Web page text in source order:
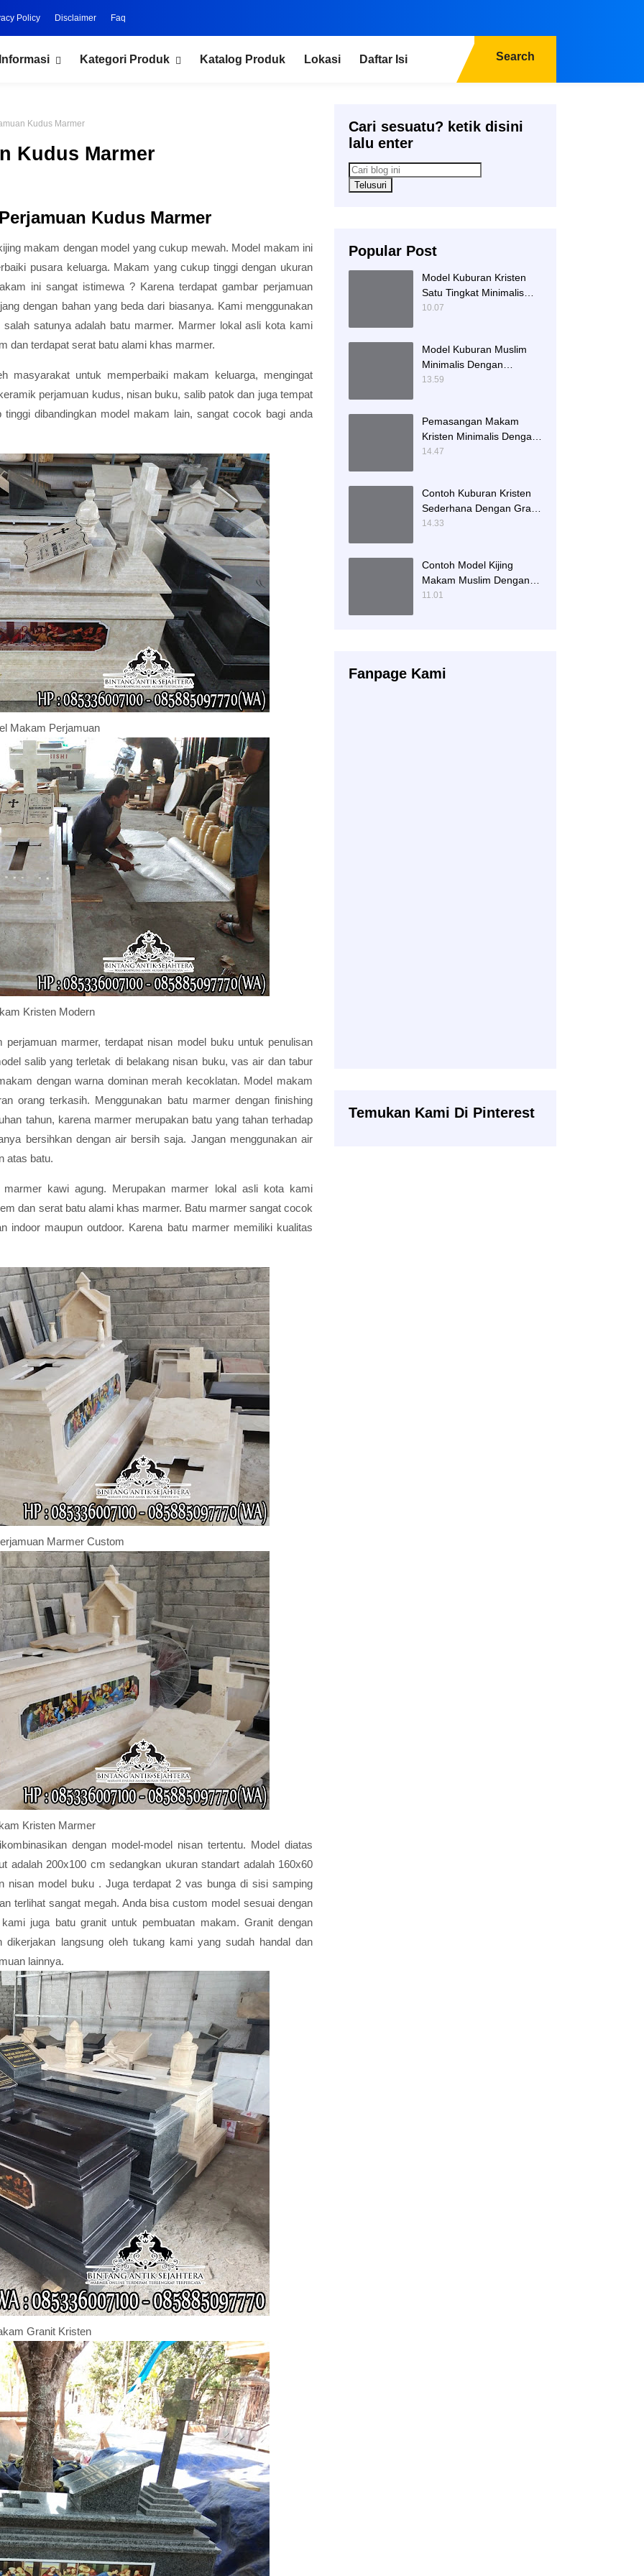
Policy Disclaimer Faq
Kategori Produk Katalog Produk Lokasi Daftar Isi Search
Kudus Marmer
Kudus Marmer
Kudus Marmer
makam dengan model yang cukup mewah. Model makam ini
pusara keluarga. Makam yang cukup tinggi dengan ukuran
ini sangat istimewa ? Karena terdapat gambar perjamuan
dengan bahan yang beda dari biasanya. Kami menggunakan
satunya adalah batu marmer. Marmer lokal asli kota kami
dan terdapat serat batu alami khas marmer.
masyarakat untuk memperbaiki makam keluarga, mengingat
perjamuan kudus, nisan buku, salib patok dan juga tempat
dibandingkan model makam lain, sangat cocok bagi anda
Makam Perjamuan
Kristen Modern
marmer, terdapat nisan model buku untuk penulisan
salib yang terletak di belakang nisan buku, vas air dan tabur
dengan warna dominan merah kecoklatan. Model makam
orang terkasih. Menggunakan batu marmer dengan finishing
tahun, karena marmer merupakan batu yang tahan terhadap
bersihkan dengan air bersih saja. Jangan menggunakan air
atas batu.
kawi agung. Merupakan marmer lokal asli kota kami
dan serat batu alami khas marmer. Batu marmer sangat cocok
indoor maupun outdoor. Karena batu marmer memiliki kualitas
Marmer Custom
Kristen Marmer
dengan model-model nisan tertentu. Model diatas
adalah 200x100 cm sedangkan ukuran standart adalah 160x60
nisan model buku . Juga terdapat 2 vas bunga di sisi samping
terlihat sangat megah. Anda bisa custom model sesuai dengan
juga batu granit untuk pembuatan makam. Granit dengan
langsung oleh tukang kami yang sudah handal dan
lainnya.
Granit Kristen
Cari sesuatu? ketik disini
lalu enter
Popular Post
Model Kuburan Kristen
Satu Tingkat Minimalis
Dengan Nisan Kotak
10.07
Model Kuburan Muslim
Minimalis Dengan
Kaligrafi dan Tempat
13.59
Pemasangan Makam
Kristen Minimalis Dengan
Batu Granit Hitam
14.47
Contoh Kuburan Kristen
Sederhana Dengan Granit
Hitam
14.33
Contoh Model Kijing
Makam Muslim Dengan
Nisan Patok Pipih
11.01
Fanpage Kami
Temukan Kami Di Pinterest